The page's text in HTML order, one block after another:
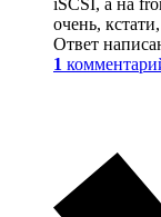
iSCSI, а на
очень,
Ответ
1